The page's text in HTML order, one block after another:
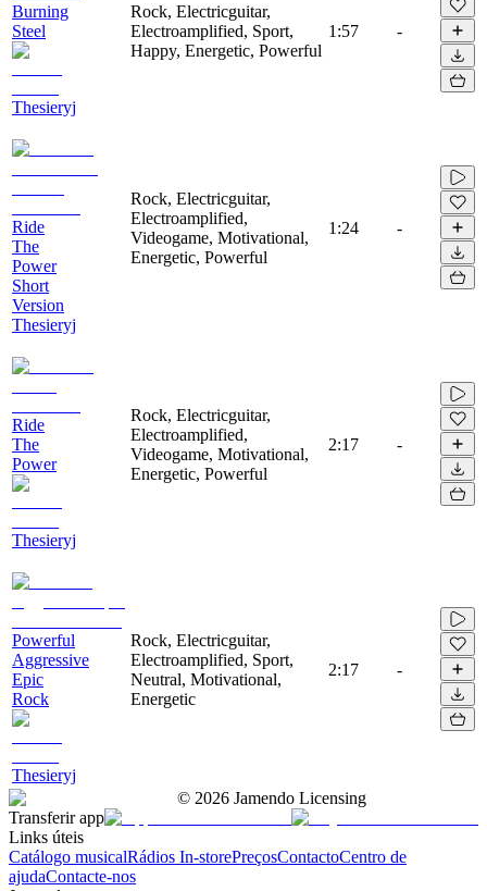
Burning
Steel
Thesieryj
Rock, Electricguitar,
Electroamplified, Sport,
Happy, Energetic, Powerful
1:57 -
Ride
The
Power
Short
Version
Thesieryj
Rock, Electricguitar,
Electroamplified,
Videogame, Motivational,
Energetic, Powerful
1:24 -
Ride
The
Power
Thesieryj
Rock, Electricguitar,
Electroamplified,
Videogame, Motivational,
Energetic, Powerful
2:17 -
Powerful
Aggressive
Epic
Rock
Thesieryj
Rock, Electricguitar,
Electroamplified, Sport,
Neutral, Motivational,
Energetic
2:17 -
© 2026 Jamendo Licensing
Transferir app
Links úteis
Catálogo musicalRádios In-storePreçosContactoCentro de
ajudaContacte-nos